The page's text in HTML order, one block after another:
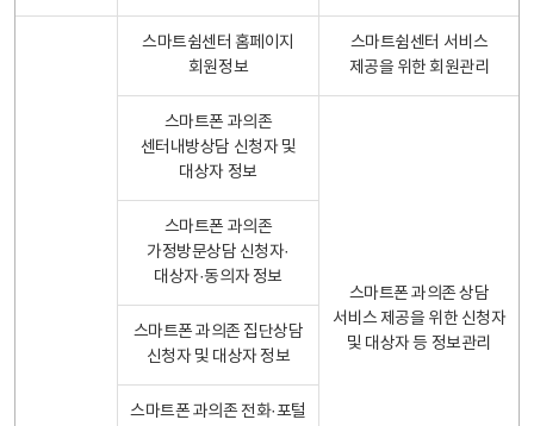
스마트쉼센터 홈페이지
회원정보
스마트쉼센터 서비스
제공을 위한 회원관리
스마트폰 과의존
센터내방상담 신청자 및
대상자 정보
스마트폰 과의존 상담
서비스 제공을 위한 신청자
및 대상자 등 정보관리
스마트폰 과의존
가정방문상담 신청자·
대상자·동의자 정보
스마트폰 과의존 집단상담
신청자 및 대상자 정보
스마트폰 과의존 전화·포털